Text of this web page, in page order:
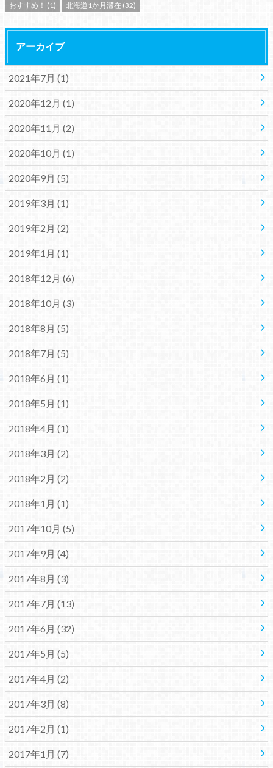
おすすめ！ (1) 北海道1か月滞在 (32)
アーカイブ
2021年7月 (1)
2020年12月 (1)
2020年11月 (2)
2020年10月 (1)
2020年9月 (5)
2019年3月 (1)
2019年2月 (2)
2019年1月 (1)
2018年12月 (6)
2018年10月 (3)
2018年8月 (5)
2018年7月 (5)
2018年6月 (1)
2018年5月 (1)
2018年4月 (1)
2018年3月 (2)
2018年2月 (2)
2018年1月 (1)
2017年10月 (5)
2017年9月 (4)
2017年8月 (3)
2017年7月 (13)
2017年6月 (32)
2017年5月 (5)
2017年4月 (2)
2017年3月 (8)
2017年2月 (1)
2017年1月 (7)